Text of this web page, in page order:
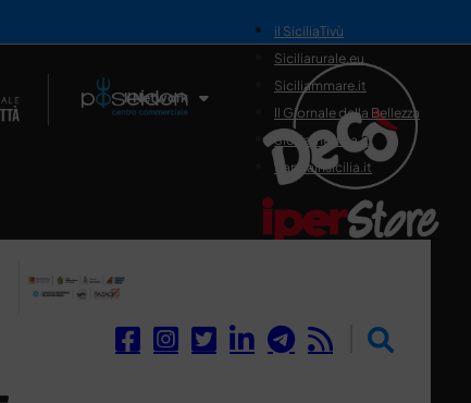
Il Network
il SiciliaTivù
Siciliarurale.eu
Siciliammare.it
Il Giornale della Bellezza
Siciliamedica.it
Sanitainsicilia.it